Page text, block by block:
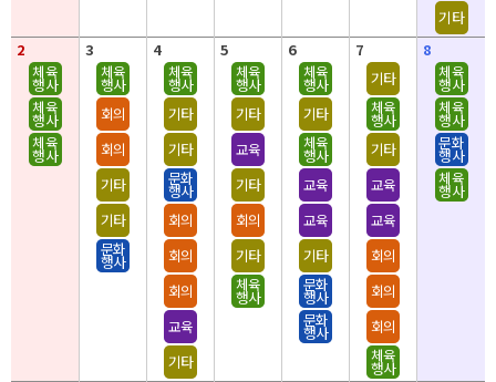
기타
2
체육
행사
체육
행사
체육
행사
3
체육
행사
회의
회의
기타
기타
문화
행사
4
체육
행사
기타
기타
문화
행사
회의
회의
회의
교육
기타
5
체육
행사
기타
교육
기타
회의
기타
체육
행사
6
체육
행사
기타
체육
행사
교육
교육
기타
문화
행사
문화
행사
7
기타
체육
행사
기타
교육
교육
회의
회의
회의
체육
행사
8
체육
행사
체육
행사
문화
행사
체육
행사